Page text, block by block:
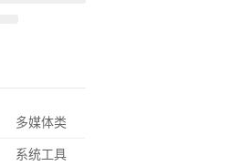
多媒体类
系统工具